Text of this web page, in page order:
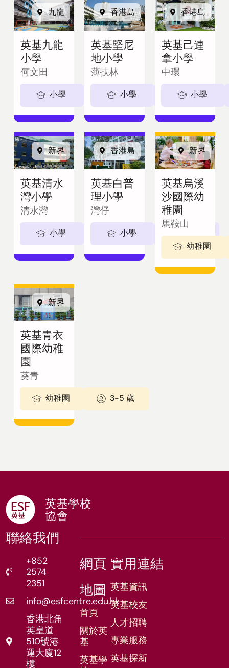
九龍
英基九龍
小學
何文田
小學 5-11歲
香港島
英基堅尼
地小學
薄扶林
小學 5-11歲
香港島
英基己連
拿小學
中環
小學
新界
英基清水
灣小學
清水灣
小學 5-11歲
香港島
英基白普
理小學
灣仔
小學
新界
英基烏溪
沙國際幼
稚園
馬鞍山
幼稚園
新界
英基青衣
國際幼稚
園
葵青
幼稚園 3-5 歲
英基學校
協會
聯絡我們
+852
2574
2351
info@esfcentre.edu.hk
香港北角
英皇道
510號港
運大廈12
樓
網頁
地圖
首頁
關於英
基
英基學
實用連結
英基資訊
英基校友
人才招聘
專業服務
英基探新